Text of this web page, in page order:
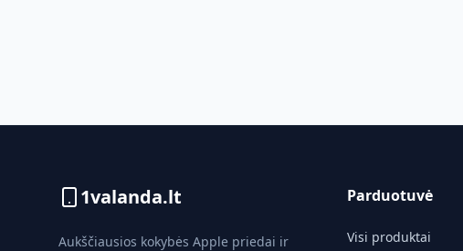
1valanda.lt
Aukščiausios kokybės Apple priedai ir
Parduotuvė
Visi produktai